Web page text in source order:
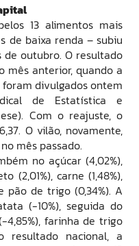
13 alimentos mais
de baixa renda – subiu
de outubro. O resultado
mês anterior, quando a
foram divulgados ontem
de Estatística e
Com o reajuste, o
O vilão, novamente,
mês passado.
no açúcar (4,02%),
(2,01%), carne (1,48%),
pão de trigo (0,34%). A
(-10%), seguida do
4,85%), farinha de trigo
resultado nacional, a